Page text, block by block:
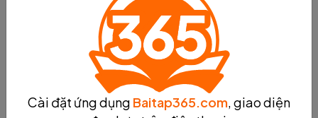
Phương pháp tổng hợp đơn giản bao gồm các phản
ứng nối tiếp, phản ứng trùng hợp và phản ứng hoá học.
Trong các phản ứng nối tiếp, các phân tử nhỏ được kết
hợp lại theo một trình tự nhất định. Trong phản ứng
trùng hợp, hai phân tử giống nhau kết hợp lại để tạo
thành một phân tử lớn hơn. Trong phản ứng hoá học,
các phân tử khác nhau tương tác với nhau để tạo thành
Cài đặt ứng dụng Baitap365.com, giao diện